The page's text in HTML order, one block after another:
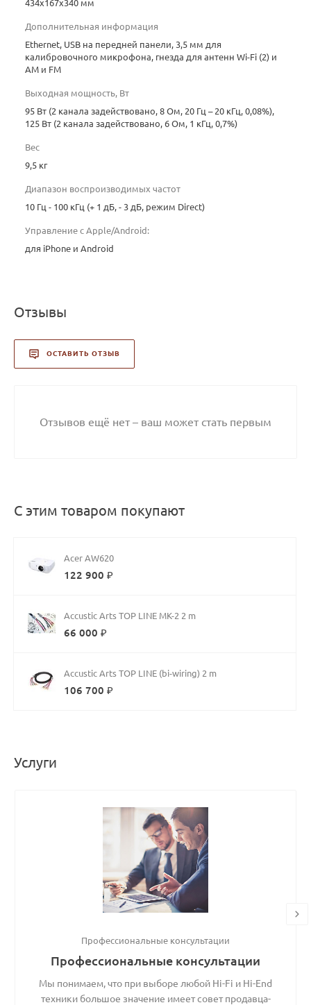
434x167x340 мм
Дополнительная информация
Ethernet, USB на передней панели, 3,5 мм для
калибровочного микрофона, гнезда для антенн Wi-Fi (2) и
AM и FM
Выходная мощность, Вт
95 Вт (2 канала задействовано, 8 Ом, 20 Гц – 20 кГц, 0,08%),
125 Вт (2 канала задействовано, 6 Ом, 1 кГц, 0,7%)
Вес
9,5 кг
Диапазон воспроизводимых частот
10 Гц - 100 кГц (+ 1 дБ, - 3 дБ, режим Direct)
Управление с Apple/Android:
для iPhone и Android
Отзывы
ОСТАВИТЬ ОТЗЫВ
Отзывов ещё нет – ваш может стать первым
С этим товаром покупают
Acer AW620
122 900 ₽
Accustic Arts TOP LINE MK-2 2 m
66 000 ₽
Accustic Arts TOP LINE (bi-wiring) 2 m
106 700 ₽
Услуги
Профессиональные консультации
Профессиональные консультации
Мы понимаем, что при выборе любой Hi-Fi и Hi-End
техники большое значение имеет совет продавца-